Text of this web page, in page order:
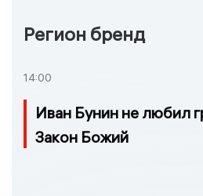
Регион бренд
14:00
Иван Бунин не любил
Закон Божий